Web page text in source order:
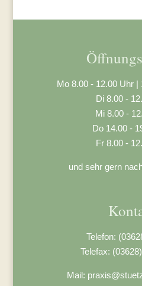
Mo 8.00 - 12.00 Uhr |
Di 8.00 -
Mi 8.00 -
Do 14.00 -
Fr 8.00 -
und sehr gern
Telefon:
Telefax:
Mail: